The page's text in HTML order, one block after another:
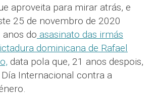
aproveita para mirar atrás, e
25 de novembro de 2020
do asasinato das irmás
dominicana de Rafael
data pola que, 21 anos despois,
Internacional contra a